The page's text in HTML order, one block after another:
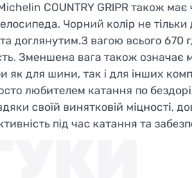
COUNTRY GRIPR також
Чорний колір не
доглянутим.З вагою всього
Зменшена вага також
як для шини, так і для інших
любителем катання по
своїй винятковій міцності,
під час катання та